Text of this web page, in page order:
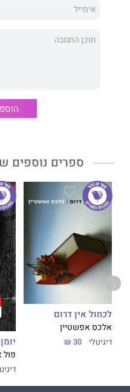
החיים כמובנים מאליהם
בחיל האוויר במשך עשר שנים,
חיה עם בעלה ושתי בנותיה.
ביישוב חוקוק בגליל, ששם
ספרים נוספים
לכחול אין דרום
אלכס אפשטיין
דיגיטלי 30 ₪
פול